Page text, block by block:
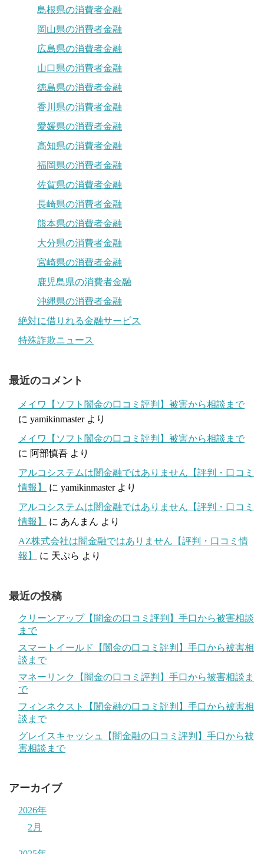
島根県の消費者金融
岡山県の消費者金融
広島県の消費者金融
山口県の消費者金融
徳島県の消費者金融
香川県の消費者金融
愛媛県の消費者金融
高知県の消費者金融
福岡県の消費者金融
佐賀県の消費者金融
長崎県の消費者金融
熊本県の消費者金融
大分県の消費者金融
宮崎県の消費者金融
鹿児島県の消費者金融
沖縄県の消費者金融
絶対に借りれる金融サービス
特殊詐欺ニュース
最近のコメント
メイワ【ソフト闇金の口コミ評判】被害から相談まで
に yamikinmasterより
メイワ【ソフト闇金の口コミ評判】被害から相談まで
に 阿部慎吾 より
アルコシステムは闇金融ではありません【評判・口コミ
情報】
に yamikinmasterより
アルコシステムは闇金融ではありません【評判・口コミ
情報】
に あんまん より
AZ株式会社は闇金融ではありません【評判・口コミ情
報】
に 天ぷら より
最近の投稿
クリーンアップ【闇金の口コミ評判】手口から被害相談
まで
スマートイールド【闇金の口コミ評判】手口から被害相
談まで
マネーリンク【闇金の口コミ評判】手口から被害相談ま
で
フィンネクスト【闇金融の口コミ評判】手口から被害相
談まで
グレイスキャッシュ【闇金融の口コミ評判】手口から被
害相談まで
アーカイブ
2026年
2月